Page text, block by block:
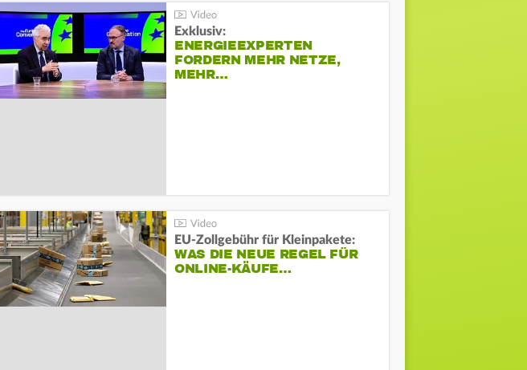
Exklusiv:
ENERGIEEXPERTEN
FORDERN MEHR NETZE,
MEHR…
EU-Zollgebühr für Kleinpakete:
WAS DIE NEUE REGEL FÜR
ONLINE-KÄUFE…